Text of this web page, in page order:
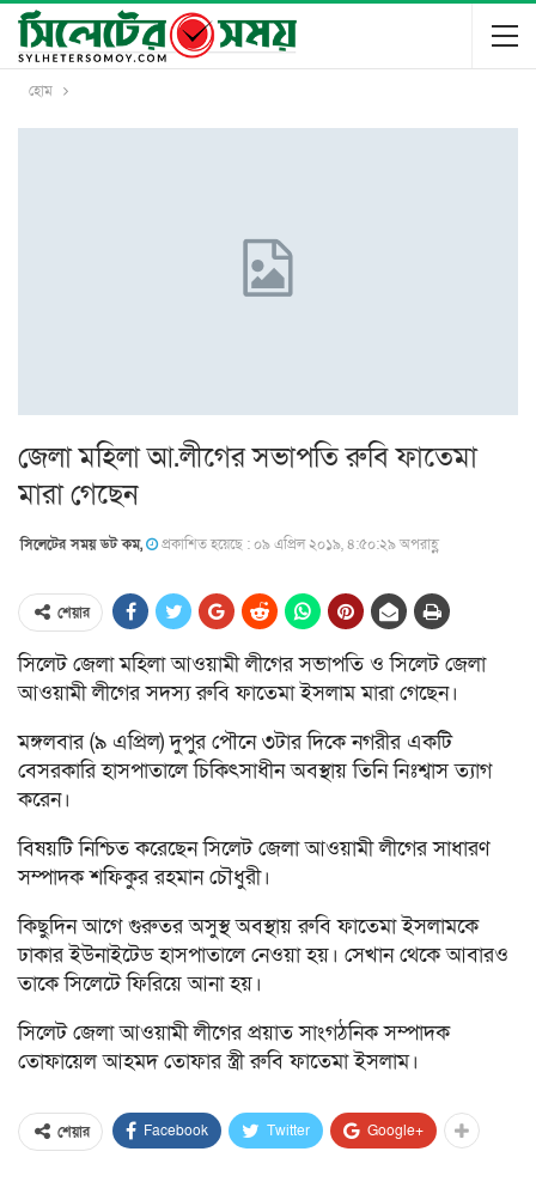
হোম
জেলা মহিলা আ.লীগের সভাপতি রুবি ফাতেমা
মারা গেছেন
সিলেটের সময় ডট কম, প্রকাশিত হয়েছে : ০৯ এপ্রিল ২০১৯, ৪:৫০:২৯ অপরাহ্ণ
শেয়ার
সিলেট জেলা মহিলা আওয়ামী লীগের সভাপতি ও সিলেট জেলা
আওয়ামী লীগের সদস্য রুবি ফাতেমা ইসলাম মারা গেছেন।
মঙ্গলবার (৯ এপ্রিল) দুপুর পৌনে ৩টার দিকে নগরীর একটি
বেসরকারি হাসপাতালে চিকিৎসাধীন অবস্থায় তিনি নিঃশ্বাস ত্যাগ
করেন।
বিষয়টি নিশ্চিত করেছেন সিলেট জেলা আওয়ামী লীগের সাধারণ
সম্পাদক শফিকুর রহমান চৌধুরী।
কিছুদিন আগে গুরুতর অসুস্থ অবস্থায় রুবি ফাতেমা ইসলামকে
ঢাকার ইউনাইটেড হাসপাতালে নেওয়া হয়। সেখান থেকে আবারও
তাকে সিলেটে ফিরিয়ে আনা হয়।
সিলেট জেলা আওয়ামী লীগের প্রয়াত সাংগঠনিক সম্পাদক
তোফায়েল আহমদ তোফার স্ত্রী রুবি ফাতেমা ইসলাম।
শেয়ার Facebook Twitter Google+